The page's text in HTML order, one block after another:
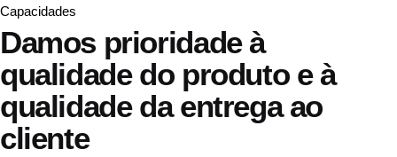
Capacidades
Damos prioridade à
qualidade do produto e à
qualidade da entrega ao
cliente